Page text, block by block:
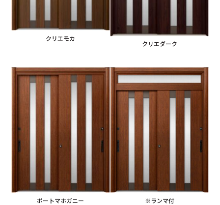
クリエモカ
クリエダーク
ポートマホガニー ※ランマ付